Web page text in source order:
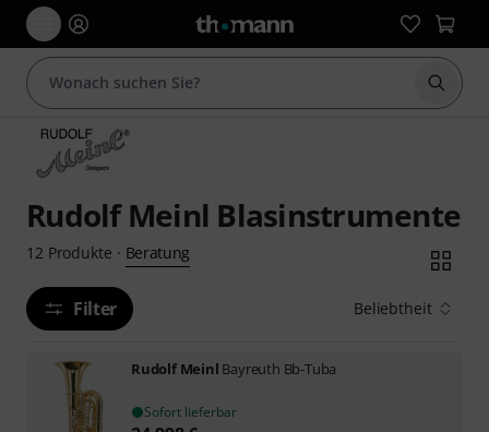
Suche
Rudolf Meinl Blasinstrumente
12 Produkte · Beratung
Filter Beliebtheit
Rudolf Meinl Bayreuth Bb-Tuba
Sofort lieferbar